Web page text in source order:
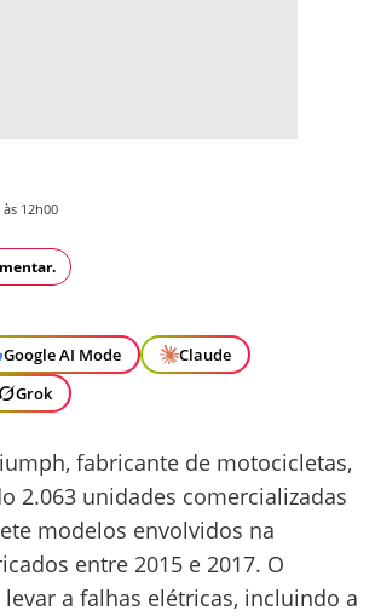
12h00
Google AI Mode
Claude
Grok
fabricante de motocicletas,
2.063 unidades comercializadas
modelos envolvidos na
entre 2015 e 2017. O
a falhas elétricas, incluindo a